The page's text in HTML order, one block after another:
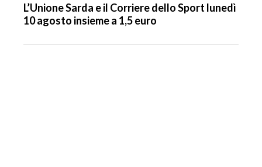
L’Unione Sarda e il Corriere dello Sport lunedì
10 agosto insieme a 1,5 euro